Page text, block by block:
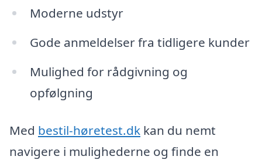
Moderne udstyr
Gode anmeldelser fra tidligere kunder
Mulighed for rådgivning og
opfølgning
Med bestil-høretest.dk kan du nemt
navigere i mulighederne og finde en